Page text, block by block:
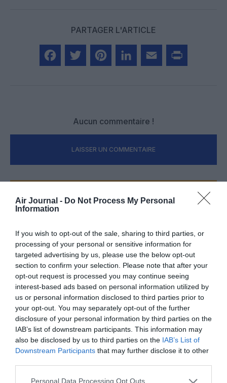
Air Journal - Do Not Process My Personal
Information
If you wish to opt-out of the sale, sharing to third parties, or
processing of your personal or sensitive information for
targeted advertising by us, please use the below opt-out
section to confirm your selection. Please note that after your
opt-out request is processed you may continue seeing
interest-based ads based on personal information utilized by
us or personal information disclosed to third parties prior to
your opt-out. You may separately opt-out of the further
disclosure of your personal information by third parties on the
IAB’s list of downstream participants. This information may
also be disclosed by us to third parties on the IAB’s List of
Downstream Participants that may further disclose it to other
Personal Data Processing Opt Outs
PARTAGER L'ARTICLE
Aucun commentaire !
LAISSER UN COMMENTAIRE
FAIRE UN DON
Soutenez Air Journal participezà son
développement !
NOUS SOUTENIR
DERNIERS COMMENTAIRES